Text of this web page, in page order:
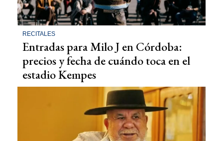
RECITALES
Entradas para Milo J en Córdoba:
precios y fecha de cuándo toca en el
estadio Kempes